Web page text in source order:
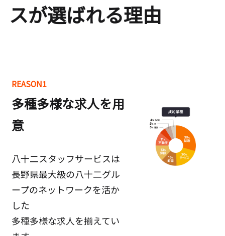
スが選ばれる理由
REASON1
多種多様な求人を用
意
八十二スタッフサービスは
長野県最大級の八十二グル
ープのネットワークを活か
した
多種多様な求人を揃えてい